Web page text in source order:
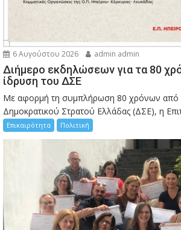
6 Αυγούστου 2026 admin admin
Διήμερο εκδηλώσεων για τα 80
ίδρυση του ΔΣΕ
Με αφορμή τη συμπλήρωση 80 χρόνων από
Δημοκρατικού Στρατού Ελλάδας (ΔΣΕ), η
Επικαιρότητα Πολιτική